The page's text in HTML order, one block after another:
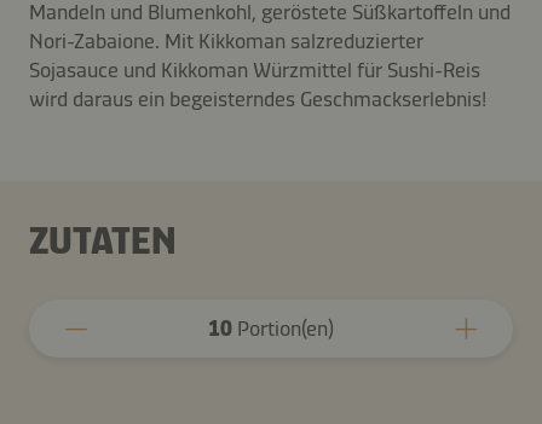
Mandeln und Blumenkohl, geröstete Süßkartoffeln und
Nori-Zabaione. Mit Kikkoman salzreduzierter
Sojasauce und Kikkoman Würzmittel für Sushi-Reis
wird daraus ein begeisterndes Geschmackserlebnis!
ZUTATEN
10 Portion(en)